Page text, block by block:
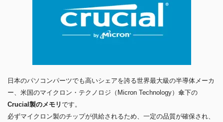
日本のパソコンパーツでも高いシェアを誇る世界最大級の半導体メーカ
ー、米国のマイクロン・テクノロジ（Micron Technology）傘下の
Crucial製のメモリです。
必ずマイクロン製のチップが供給されるため、一定の品質が確保され、